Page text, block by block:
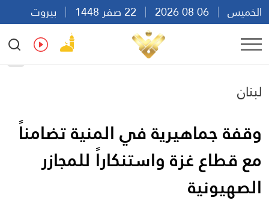
الخميس
بيروت
20:42
Ar
لبنان
وقفة جماهيرية في المنية تضامناً
مع قطاع غزة واستنكاراً للمجازر
الصهيونية